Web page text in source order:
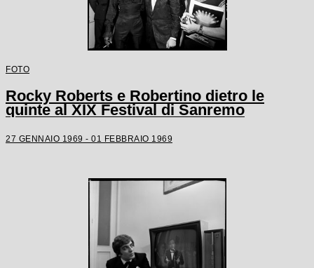
FOTO
Rocky Roberts e Robertino dietro le
quinte al XIX Festival di Sanremo
27 GENNAIO 1969 - 01 FEBBRAIO 1969